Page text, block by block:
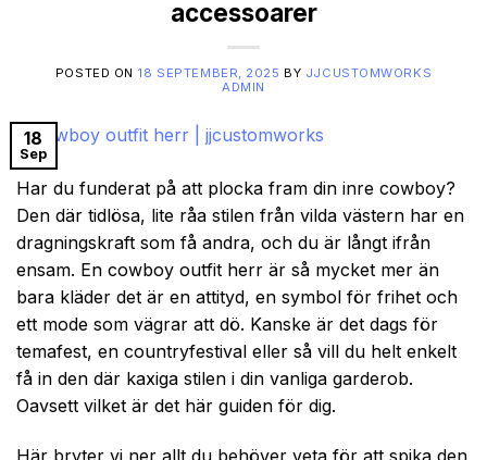
accessoarer
POSTED ON 18 SEPTEMBER, 2025 BY JJCUSTOMWORKS
ADMIN
18
Sep
Har du funderat på att plocka fram din inre cowboy?
Den där tidlösa, lite råa stilen från vilda västern har en
dragningskraft som få andra, och du är långt ifrån
ensam. En cowboy outfit herr är så mycket mer än
bara kläder det är en attityd, en symbol för frihet och
ett mode som vägrar att dö. Kanske är det dags för
temafest, en countryfestival eller så vill du helt enkelt
få in den där kaxiga stilen i din vanliga garderob.
Oavsett vilket är det här guiden för dig.
Här bryter vi ner allt du behöver veta för att spika den